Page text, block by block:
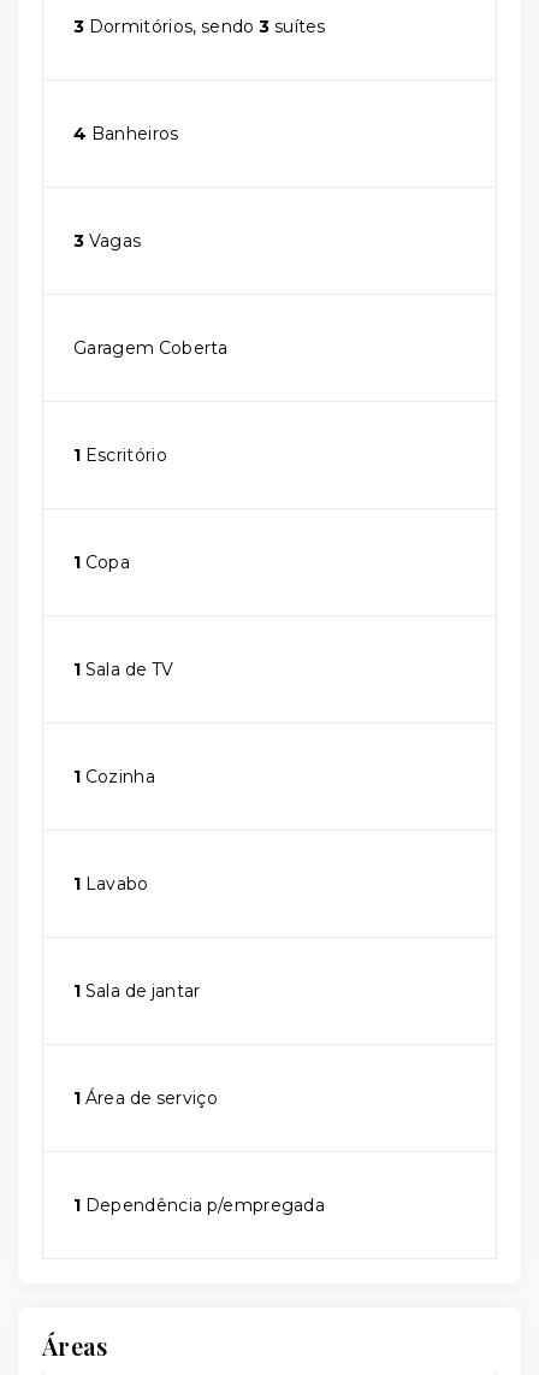
3 Dormitórios, sendo3 suítes
4 Banheiros
3 Vagas
Garagem Coberta
1 Escritório
1 Copa
1 Sala de TV
1 Cozinha
1 Lavabo
1 Sala de jantar
1 Área de serviço
1 Dependência p/empregada
Áreas